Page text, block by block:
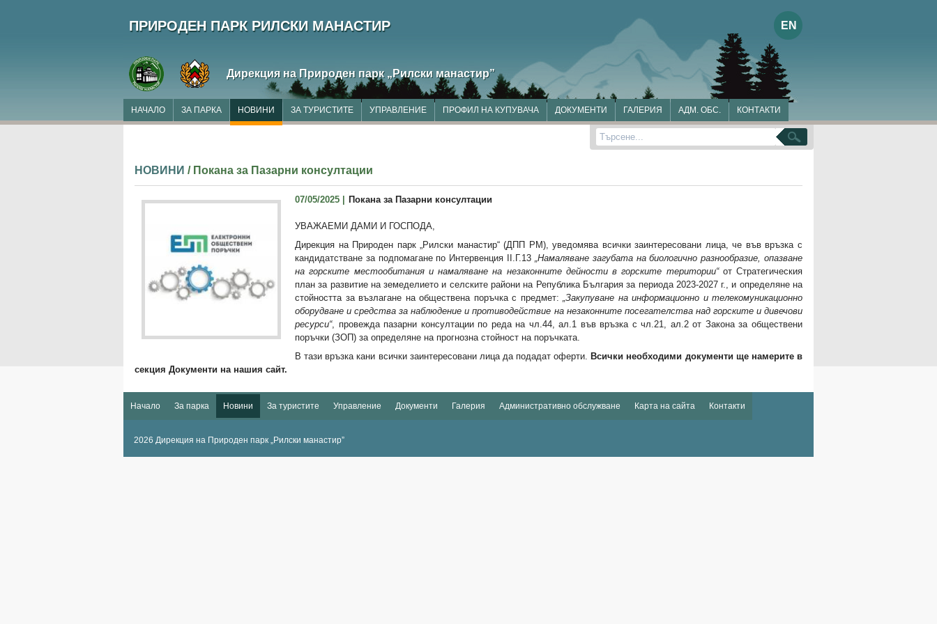
ПРИРОДЕН ПАРК РИЛСКИ МАНАСТИР EN
Дирекция на Природен парк „Рилски манастир”
НАЧАЛО ЗА ПАРКА НОВИНИ ЗА ТУРИСТИТЕ УПРАВЛЕНИЕ ПРОФИЛ НА КУПУВАЧА ДОКУМЕНТИ ГАЛЕРИЯ АДМ. ОБС. КОНТАКТИ
Търсене
НОВИНИ / Покана за Пазарни консултации
07/05/2025 | Покана за Пазарни консултации
УВАЖАЕМИ ДАМИ И ГОСПОДА,
Дирекция на Природен парк „Рилски манастир“ (ДПП РМ), уведомява всички заинтересовани лица, че във връзка с
кандидатстване за подпомагане по Интервенция ІІ.Г.13 „Намаляване загубата на биологично разнообразие, опазване
на горските местообитания и намаляване на незаконните дейности в горските територии“ от Стратегическия
план за развитие на земеделието и селските райони на Република България за периода 2023-2027 г., и определяне на
стойността за възлагане на обществена поръчка с предмет: „Закупуване на информационно и телекомуникационно
оборудване и средства за наблюдение и противодействие на незаконните посегателства над горските и дивечови
ресурси“, провежда пазарни консултации по реда на чл.44, ал.1 във връзка с чл.21, ал.2 от Закона за обществени
поръчки (ЗОП) за определяне на прогнозна стойност на поръчката.
В тази връзка кани всички заинтересовани лица да подадат оферти. Всички необходими документи ще намерите в
секция Документи на нашия сайт.
Начало За парка Новини За туристите Управление Документи Галерия Административно обслужване Карта на сайта Контакти
2026 Дирекция на Природен парк „Рилски манастир”